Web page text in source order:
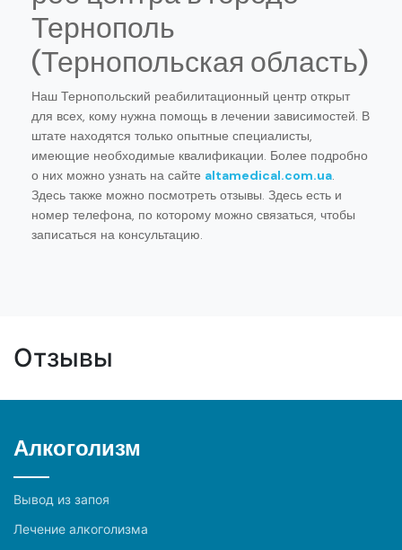
Тернополь
(Тернопольская область)
Наш Тернопольский реабилитационный центр открыт
для всех, кому нужна помощь в лечении зависимостей. В
штате находятся только опытные специалисты,
имеющие необходимые квалификации. Более подробно
о них можно узнать на сайте altamedical.com.ua.
Здесь также можно посмотреть отзывы. Здесь есть и
номер телефона, по которому можно связаться, чтобы
записаться на консультацию.
Отзывы
Алкоголизм
Вывод из запоя
Лечение алкоголизма